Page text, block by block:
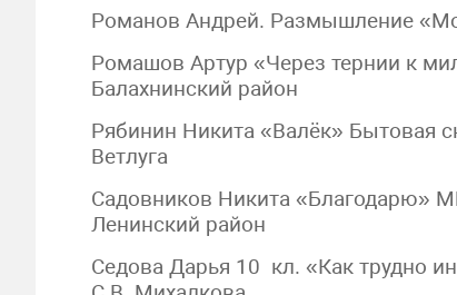
Романов Андрей. Размышление
Ромашов Артур «Через тернии к
Балахнинский район
Рябинин Никита «Валёк» Бытовая
Ветлуга
Садовников Никита «Благодарю»
Ленинский район
Седова Дарья 10 кл. «Как трудно